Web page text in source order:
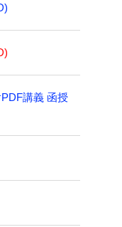
講義 函授